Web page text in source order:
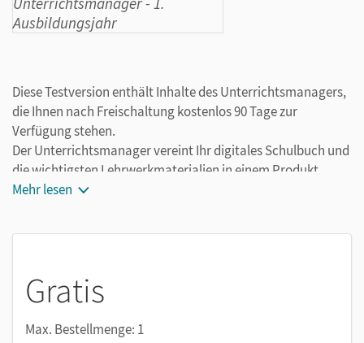
Diese Testversion enthält Inhalte des Unterrichtsmanagers,
die Ihnen nach Freischaltung kostenlos 90 Tage zur
Verfügung stehen.
Der Unterrichtsmanager vereint Ihr digitales Schulbuch und
die wichtigsten Lehrwerkmaterialien in einem Produkt.
Ergänzt um hilfreiche Planungstools, vereinfacht er Ihre
Mehr lesen
Gratis
Max. Bestellmenge: 1